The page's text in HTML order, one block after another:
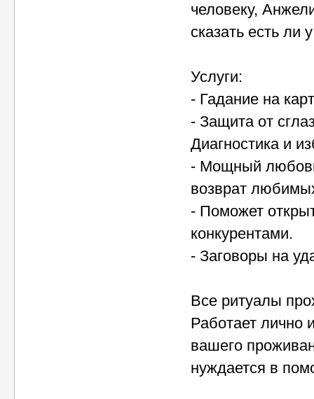
человеку,
сказать есть
Услуги:
- Гадание на
- Защита от
Диагностика и
- Мощный
возврат
- Поможет
конкурентами.
- Заговоры на
Все ритуалы
Работает лично
вашего
нуждается в